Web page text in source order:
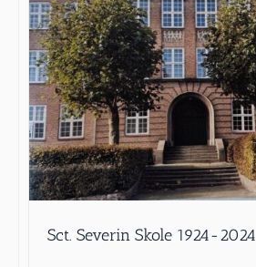
Sct. Severin Skole 1924-2024